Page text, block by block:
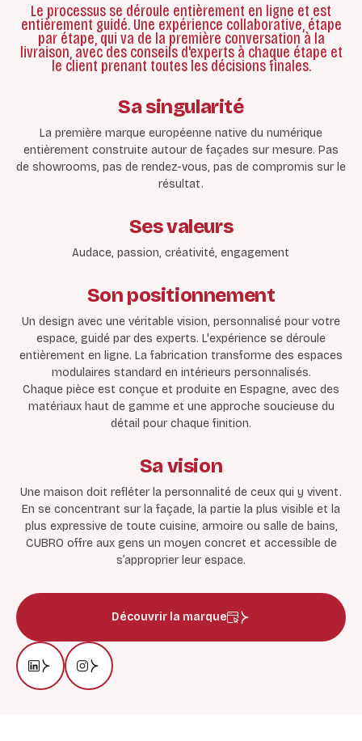
Le processus se déroule entièrement en ligne et est
entièrement guidé. Une expérience collaborative, étape
par étape, qui va de la première conversation à la
livraison, avec des conseils d'experts à chaque étape et
le client prenant toutes les décisions finales.
Sa singularité
La première marque européenne native du numérique
entièrement construite autour de façades sur mesure. Pas
de showrooms, pas de rendez-vous, pas de compromis sur le
résultat.
Ses valeurs
Audace, passion, créativité, engagement
Son positionnement
Un design avec une véritable vision, personnalisé pour votre
espace, guidé par des experts. L'expérience se déroule
entièrement en ligne. La fabrication transforme des espaces
modulaires standard en intérieurs personnalisés.
Chaque pièce est conçue et produite en Espagne, avec des
matériaux haut de gamme et une approche soucieuse du
détail pour chaque finition.
Sa vision
Une maison doit refléter la personnalité de ceux qui y vivent.
En se concentrant sur la façade, la partie la plus visible et la
plus expressive de toute cuisine, armoire ou salle de bains,
CUBRO offre aux gens un moyen concret et accessible de
s’approprier leur espace.
Découvrir la marque